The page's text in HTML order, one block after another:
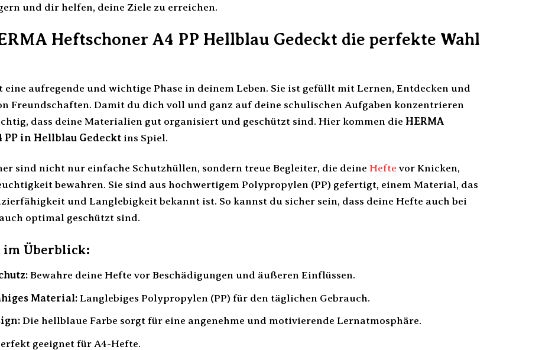
und dir helfen, deine Ziele zu erreichen.
Heftschoner A4 PP Hellblau Gedeckt die perfekte Wahl
eine aufregende und wichtige Phase in deinem Leben. Sie ist gefüllt mit Lernen, Entdecken und
Freundschaften. Damit du dich voll und ganz auf deine schulischen Aufgaben konzentrieren
dass deine Materialien gut organisiert und geschützt sind. Hier kommen die HERMA
PP in Hellblau Gedeckt ins Spiel.
sind nicht nur einfache Schutzhüllen, sondern treue Begleiter, die deine Hefte vor Knicken,
bewahren. Sie sind aus hochwertigem Polypropylen (PP) gefertigt, einem Material, das
und Langlebigkeit bekannt ist. So kannst du sicher sein, dass deine Hefte auch bei
optimal geschützt sind.
Überblick:
Bewahre deine Hefte vor Beschädigungen und äußeren Einflüssen.
Material:Langlebiges Polypropylen (PP) für den täglichen Gebrauch.
Die hellblaue Farbe sorgt für eine angenehme und motivierende Lernatmosphäre.
geeignet für A4-Hefte.